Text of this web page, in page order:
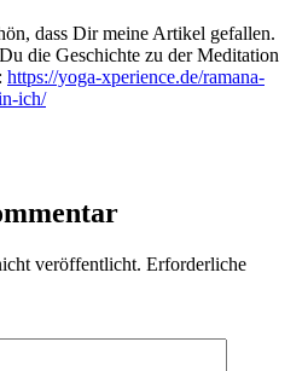
dass Dir meine Artikel gefallen.
die Geschichte zu der Meditation
https://yoga-xperience.de/ramana-
ich/
veröffentlicht. Erforderliche